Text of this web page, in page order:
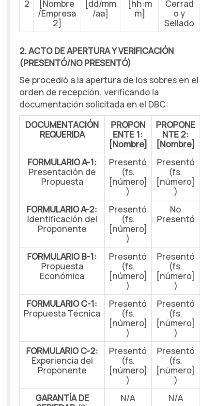
2
[Nombre
/Empresa
2]
[dd/mm
/aa]
[hh:m
m]
Cerrad
o y
Sellado
2. ACTO DE APERTURA Y VERIFICACIÓN
(PRESENTÓ/NO PRESENTÓ)
Se procedió a la apertura de los sobres en el
orden de recepción, verificando la
documentación solicitada en el DBC:
DOCUMENTACIÓN
REQUERIDA
PROPON
ENTE 1:
[Nombre]
PROPONE
NTE 2:
[Nombre]
FORMULARIO A-1:
Presentación de
Propuesta
Presentó
(fs.
[número]
)
Presentó
(fs.
[número]
)
FORMULARIO A-2:
Identificación del
Proponente
Presentó
(fs.
[número]
)
No
Presentó
FORMULARIO B-1:
Propuesta
Económica
Presentó
(fs.
[número]
)
Presentó
(fs.
[número]
)
FORMULARIO C-1:
Propuesta Técnica
Presentó
(fs.
[número]
)
Presentó
(fs.
[número]
)
FORMULARIO C-2:
Experiencia del
Proponente
Presentó
(fs.
[número]
)
Presentó
(fs.
[número]
)
GARANTÍA DE
N/A N/A